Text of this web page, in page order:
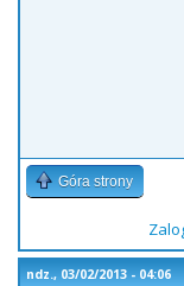
Góra strony
ndz., 03/02/2013 - 04:06